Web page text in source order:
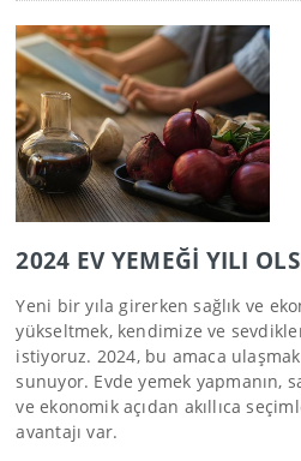
2024 EV YEMEĞİ YILI
Yeni bir yıla girerken sağlık ve
yükseltmek, kendimize ve
istiyoruz. 2024, bu amaca
sunuyor. Evde yemek yapmanın,
ve ekonomik açıdan akıllıca
avantajı var.